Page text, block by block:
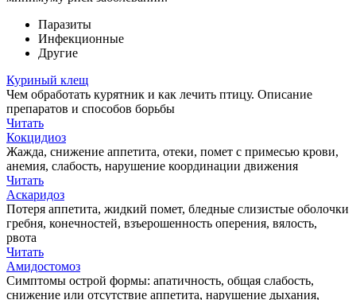
Паразиты
Инфекционные
Другие
Куриный клещ
Чем обработать курятник и как лечить птицу. Описание
препаратов и способов борьбы
Читать
Кокцидиоз
Жажда, снижение аппетита, отеки, помет с примесью крови,
анемия, слабость, нарушение координации движения
Читать
Аскаридоз
Потеря аппетита, жидкий помет, бледные слизистые оболочки
гребня, конечностей, взъерошенность оперения, вялость,
рвота
Читать
Амидостомоз
Симптомы острой формы: апатичность, общая слабость,
снижение или отсутствие аппетита, нарушение дыхания,